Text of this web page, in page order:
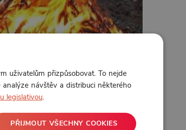
příspěvek
uživatelům přizpůsobovat. To nejde
návštěv a distribuci některého
legislativou.
PŘIJMOUT VŠECHNY COOKIES